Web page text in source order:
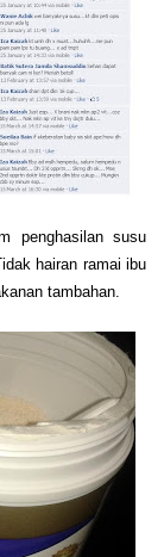
penghasilan susu
hairan ramai ibu
tambahan.